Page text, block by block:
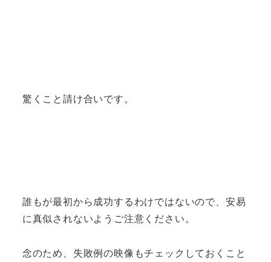
驚くこと請け合いです。
誰もが最初から成功するわけではないので、安易
に真似されないようご注意ください。
念のため、失敗例の映像もチェックしておくこと